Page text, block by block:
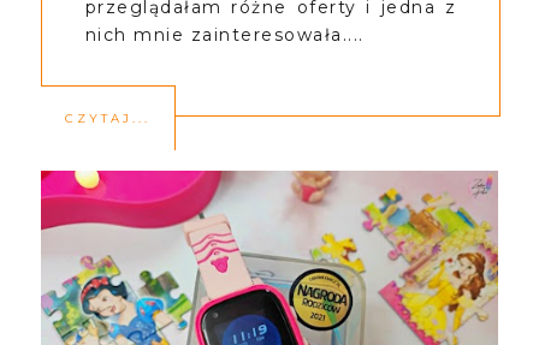
przeglądałam różne oferty i jedna z
nich mnie zainteresowała....
CZYTAJ...